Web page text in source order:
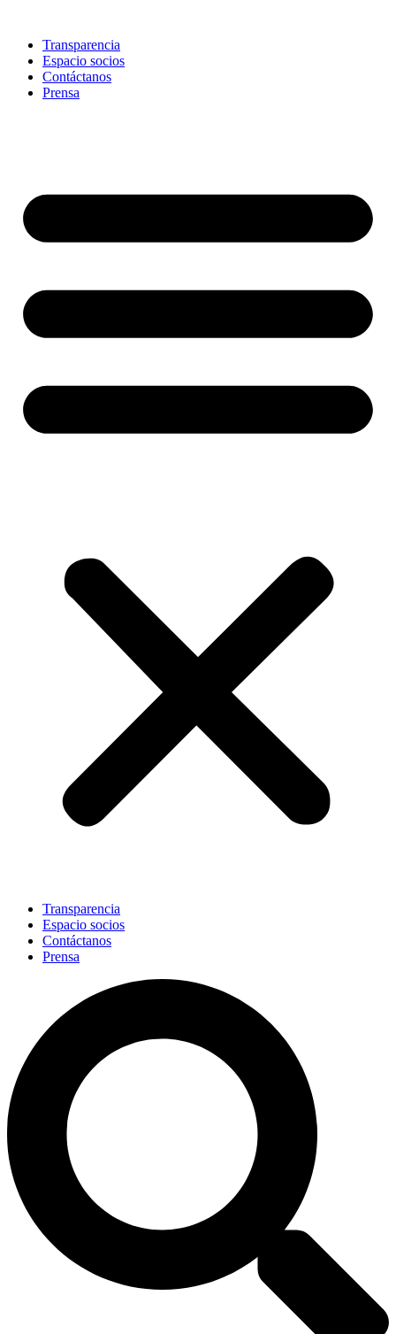
contentTransparencia
Espacio socios
Contáctanos
Prensa
Transparencia
Espacio socios
Contáctanos
Prensa